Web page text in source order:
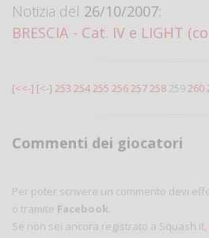
Notizia del 26/10/2007:
BRESCIA - Cat. IV e LIGHT
[<<-] [<-] 253 254255 256257258 259260
Commenti dei giocatori
Per poter scrivere un commento devi
o tramite Facebook.
Se non sei ancora registrato a Squash.it,